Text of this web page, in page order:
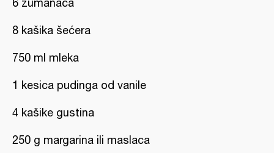
6 žumanaca
8 kašika šećera
750 ml mleka
1 kesica pudinga od vanile
4 kašike gustina
250 g margarina ili maslaca